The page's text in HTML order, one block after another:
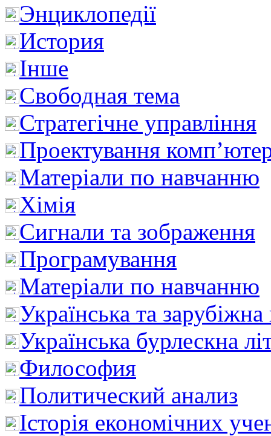
Энциклопедії
История
Інше
Свободная тема
Стратегічне управління
Проектування
Матеріали по навчанню
Хімія
Сигнали та зображення
Програмування
Матеріали по навчанню
Українська та зарубіжна
Українська бурлескна
Философия
Политический анализ
Історія економічних